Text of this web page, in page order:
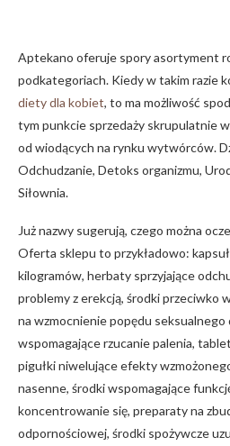
Aptekano oferuje spory asortyment
podkategoriach. Kiedy w takim razie
diety dla kobiet, to ma możliwość
tym punkcie sprzedaży skrupulatnie
od wiodących na rynku wytwórców.
Odchudzanie, Detoks organizmu,
Siłownia.
Już nazwy sugerują, czego można
Oferta sklepu to przykładowo:
kilogramów, herbaty sprzyjające
problemy z erekcją, środki przeciwko
na wzmocnienie popędu
wspomagające rzucanie palenia,
pigułki niwelujące efekty
nasenne, środki wspomagające
koncentrowanie się, preparaty na
odpornościowej, środki spożywcze